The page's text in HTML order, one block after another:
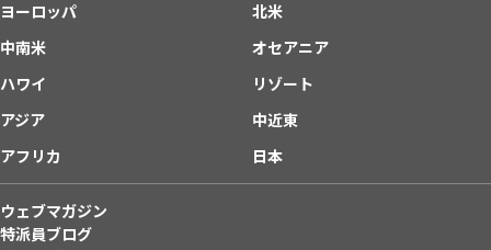
ヨーロッパ
北米
中南米
オセアニア
ハワイ
リゾート
アジア
中近東
アフリカ
日本
ウェブマガジン
特派員ブログ